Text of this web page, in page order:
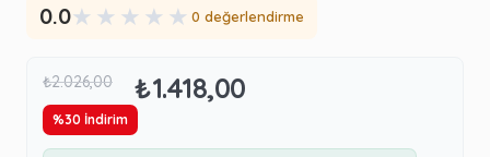
0.0★ ★ ★ ★ ★ 0 değerlendirme
₺2.026,00 ₺1.418,00
%30 İndirim